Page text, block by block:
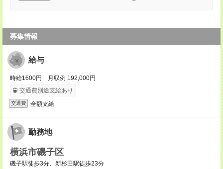
募集情報
給与
時給1600円 月収例 192,000円
交通費別途支給あり
交通費 全額支給
勤務地
横浜市磯子区
磯子駅徒歩3分、新杉田駅徒歩23分